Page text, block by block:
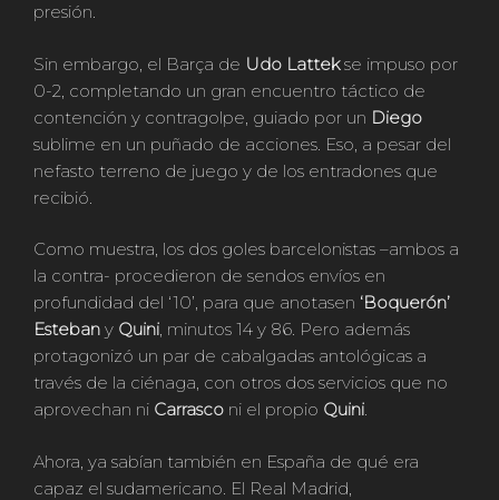
presión.
Sin embargo, el Barça de Udo Lattekse impuso por
0-2, completando un gran encuentro táctico de
contención y contragolpe, guiado por un Diego
sublime en un puñado de acciones. Eso, a pesar del
nefasto terreno de juego y de los entradones que
recibió.
Como muestra, los dos goles barcelonistas –ambos a
la contra- procedieron de sendos envíos en
profundidad del ‘10’, para que anotasen ‘Boquerón’
Esteban y Quini, minutos 14 y 86. Pero además
protagonizó un par de cabalgadas antológicas a
través de la ciénaga, con otros dos servicios que no
aprovechan ni Carrasco ni el propio Quini.
Ahora, ya sabían también en España de qué era
capaz el sudamericano. El Real Madrid,